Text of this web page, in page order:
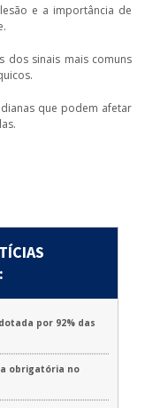
e a importância de
dos sinais mais comuns
que podem afetar
por 92% das
obrigatória no